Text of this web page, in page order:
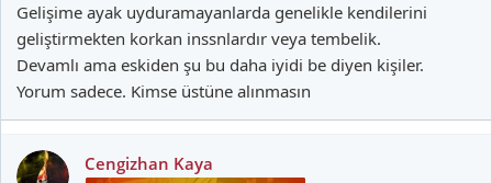
Gelişime ayak uyduramayanlarda genelikle kendilerini
geliştirmekten korkan inssnlardır veya tembelik.
Devamlı ama eskiden şu bu daha iyidi be diyen kişiler.
Yorum sadece. Kimse üstüne alınmasın
Cengizhan Kaya